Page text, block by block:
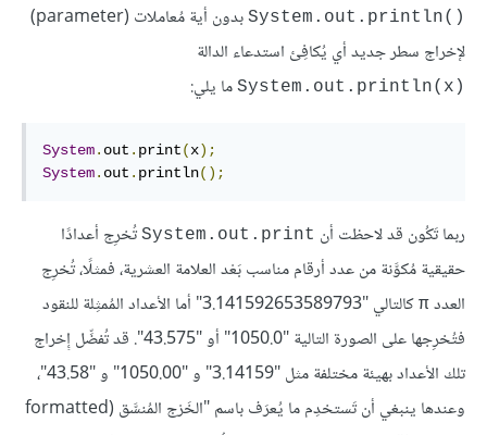
System.out.println()‎
بدون أية مُعاملات (parameter)
لإخراج سطر جديد أي يُكافِئ استدعاء الدالة
System.out.println(x)‎ ما يلي:
System. out . print(x);
System. out . println();
ربما تَكُون قد لاحظت أن System.out.print تُخرِج أعدادًا
حقيقية مُكوَّنة من عدد أرقام مناسب بَعْد العلامة العشرية، فمثلًا، تُخرِج
العدد π
كالتالي "3.141592653589793" أما الأعداد المُمثِلة للنقود
فتُخرِجها على الصورة التالية "1050.0" أو "43.575". قد تُفضِّل إِخراج
تلك الأعداد بهيئة مختلفة مثل "3.14159" و "1050.00" و "43.58"،
وعندها ينبغي أن تَستخدِم ما يُعرَف باسم "الخَرْج المُنسَّق (formatted